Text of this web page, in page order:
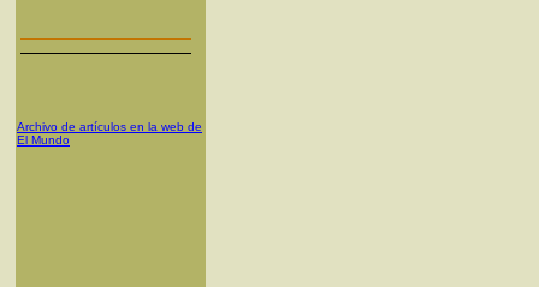
Archivo de artículos en la web de
El Mundo